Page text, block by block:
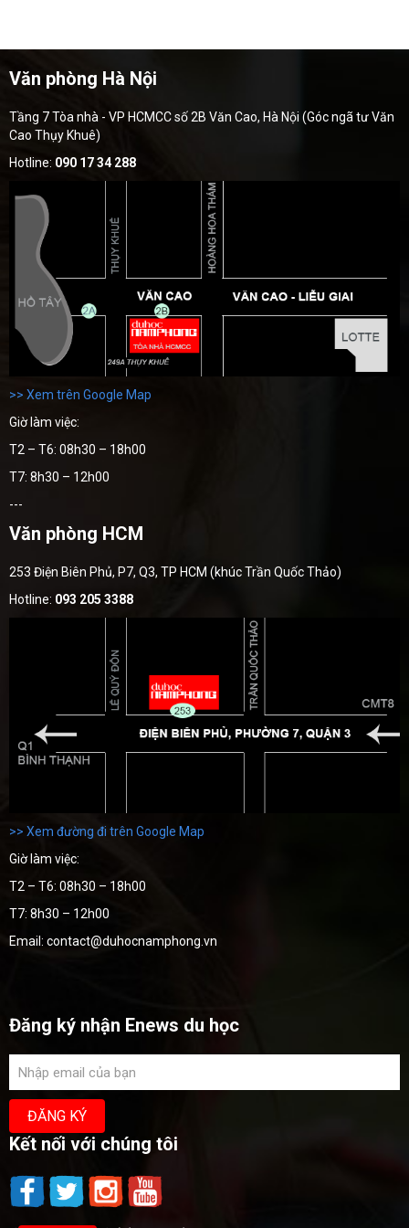
Văn phòng Hà Nội
Tầng 7 Tòa nhà - VP HCMCC số 2B Văn Cao, Hà Nội (Góc ngã tư Văn
Cao Thụy Khuê)
Hotline: 090 17 34 288
>> Xem trên Google Map
Giờ làm việc:
T2 – T6: 08h30 – 18h00
T7: 8h30 – 12h00
---
Văn phòng HCM
253 Điện Biên Phủ, P7, Q3, TP HCM (khúc Trần Quốc Thảo)
Hotline: 093 205 3388
>> Xem đường đi trên Google Map
Giờ làm việc:
T2 – T6: 08h30 – 18h00
T7: 8h30 – 12h00
Email: contact@duhocnamphong.vn
Đăng ký nhận Enews du học
Kết nối với chúng tôi